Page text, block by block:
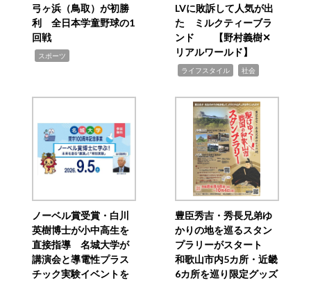
弓ヶ浜（鳥取）が初勝
利 全日本学童野球の1
回戦
スポーツ
LVに敗訴して人気が出
た ミルクティーブラ
ンド 【野村義樹✕
リアルワールド】
ライフスタイル 社会
ノーベル賞受賞・白川
英樹博士が小中高生を
直接指導 名城大学が
講演会と導電性プラス
チック実験イベントを
豊臣秀吉・秀長兄弟ゆ
かりの地を巡るスタン
プラリーがスタート
和歌山市内5カ所・近畿
6カ所を巡り限定グッズ